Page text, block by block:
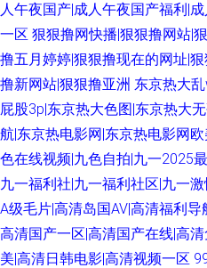
人午夜国产|成人午夜国产福利|
一区 狠狠撸网快播|狠狠撸网站|
撸五月婷婷|狠狠撸现在的网址|
撸新网站|狠狠撸亚洲 东京热大
屁股3p|东京热大色图|东京热大
航|东京热电影网|东京热电影网
色在线视频|九色自拍|九一2025
九一福利社|九一福利社区|九一
A级毛片|高清岛国AV|高清福利
高清国产一区|高清国产在线|高
美|高清日韩电影|高清视频一区